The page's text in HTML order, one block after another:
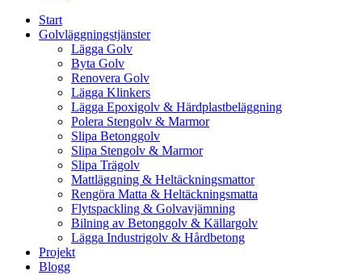
Start
Golvläggningstjänster
Lägga Golv
Byta Golv
Renovera Golv
Lägga Klinkers
Lägga Epoxigolv & Härdplastbeläggning
Polera Stengolv & Marmor
Slipa Betonggolv
Slipa Stengolv & Marmor
Slipa Trägolv
Mattläggning & Heltäckningsmattor
Rengöra Matta & Heltäckningsmatta
Flytspackling & Golvavjämning
Bilning av Betonggolv & Källargolv
Lägga Industrigolv & Hårdbetong
Projekt
Blogg